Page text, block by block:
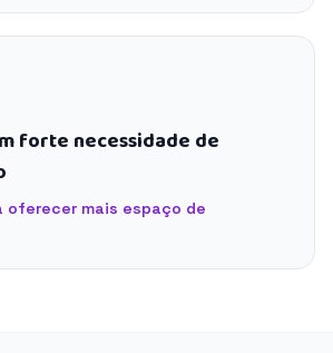
forte necessidade de
oferecer mais espaço de